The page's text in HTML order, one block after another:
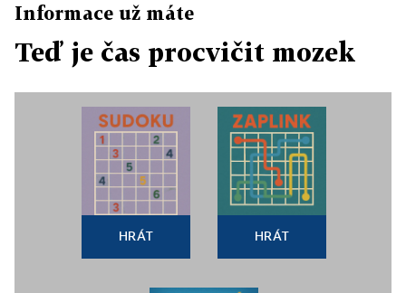
Informace už máte
Teď je čas procvičit mozek
HRÁT HRÁT